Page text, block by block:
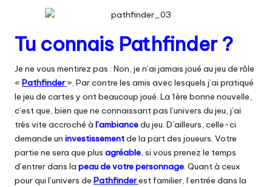
Tu connais Pathfinder ?
Je ne vous mentirez pas : Non, je n’ai jamais joué au jeu de rôle
« Pathfinder». Par contre les amis avec lesquels j’ai pratiqué
le jeu de cartes y ont beaucoup joué. La 1ère bonne nouvelle,
c’est que, bien que ne connaissant pas l’univers du jeu, j’ai
très vite accroché à l’ambiancedu jeu. D’ailleurs, celle-ci
demande un investissementde la part des joueurs. Votre
partie ne sera que plus agréable, si vous prenez le temps
d’entrer dans la peau de votre personnage. Quant à ceux
pour qui l’univers de Pathfinderest familier, l’entrée dans la